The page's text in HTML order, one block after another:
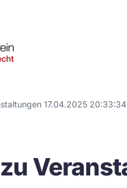
Deutscher
Verein
17.04.2025 20:33:34